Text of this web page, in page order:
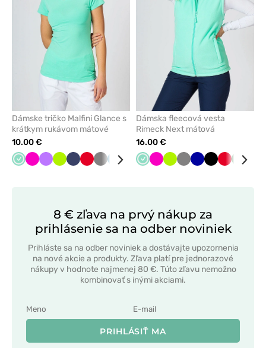
Dámske tričko Malfini Glance s
krátkym rukávom mátové
10.00 €
MátováMalinová
FialováLimetková
Námornícky
ČervenáTmavoKaribská
ČiernaTyrkysová
Biela
Dámska fleecová vesta
Rimeck Next mátová
16.00 €
MátováMalinováLimetková
TmavoTmavoČiernaČervenáTmavo
8 € zľava na prvý nákup za
prihlásenie sa na odber noviniek
Prihláste sa na odber noviniek a dostávajte upozornenia
na nové akcie a produkty. Zľava platí pre jednorazové
nákupy v hodnote najmenej 80 €. Túto zľavu nemožno
kombinovať s inými akciami.
PRIHLÁSIŤ MA